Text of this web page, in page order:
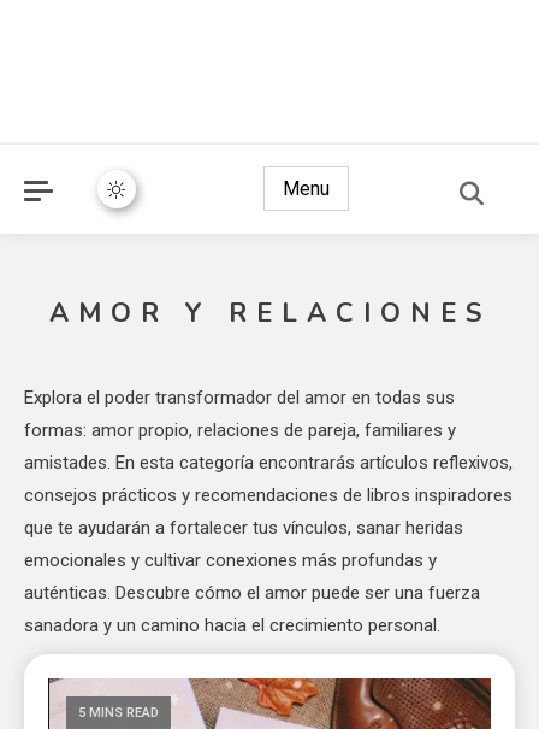
Menu
AMOR Y RELACIONES
Explora el poder transformador del amor en todas sus
formas: amor propio, relaciones de pareja, familiares y
amistades. En esta categoría encontrarás artículos reflexivos,
consejos prácticos y recomendaciones de libros inspiradores
que te ayudarán a fortalecer tus vínculos, sanar heridas
emocionales y cultivar conexiones más profundas y
auténticas. Descubre cómo el amor puede ser una fuerza
sanadora y un camino hacia el crecimiento personal.
5 MINS READ